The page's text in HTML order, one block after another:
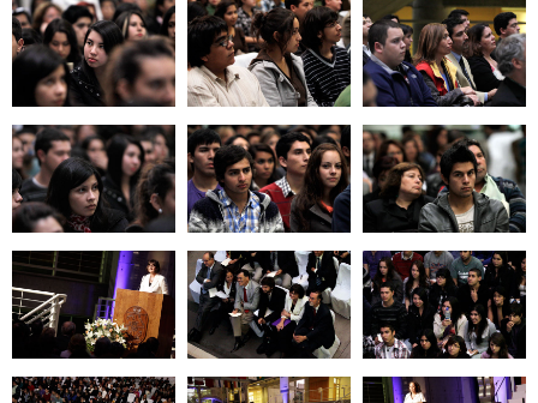
Zoom Zoom Zoom
Zoom Zoom Zoom
Zoom Zoom Zoom
Zoom Zoom Zoom